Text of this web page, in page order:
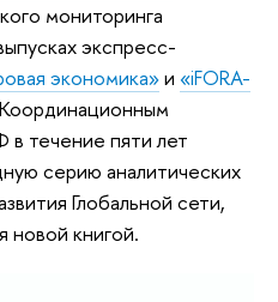
мониторинга
экспресс-
экономика»и «iFORA-
течение пяти лет
серию аналитических
Глобальной сети,
новой книгой.